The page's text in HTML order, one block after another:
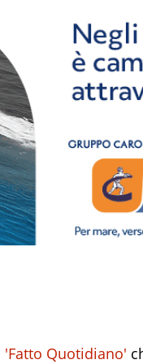
'Fatto Quotidiano'